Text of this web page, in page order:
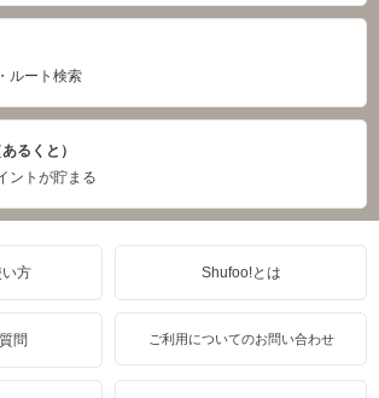
ルート検索
るくと）
ントが貯まる
方 Shufoo!とは
問 ご利用についてのお問い合わせ